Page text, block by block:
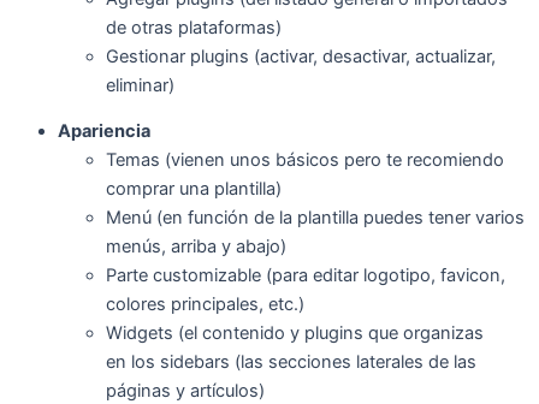
de otras plataformas)
Gestionar plugins (activar, desactivar, actualizar,
eliminar)
Apariencia
Temas (vienen unos básicos pero te recomiendo
comprar una plantilla)
Menú (en función de la plantilla puedes tener varios
menús, arriba y abajo)
Parte customizable (para editar logotipo, favicon,
colores principales, etc.)
Widgets (el contenido y plugins que organizas
en los sidebars (las secciones laterales de las
páginas y artículos)